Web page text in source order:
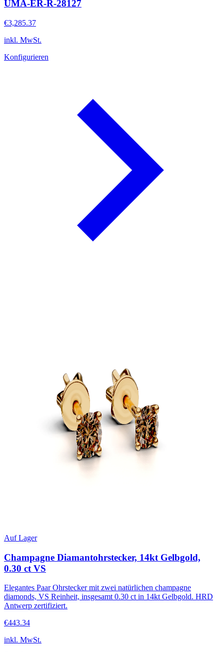
UMA-ER-R-28127
€3,285.37
inkl. MwSt.
Konfigurieren
Auf Lager
Champagne Diamantohrstecker, 14kt Gelbgold,
0.30 ct VS
Elegantes Paar Ohrstecker mit zwei natürlichen champagne
diamonds, VS Reinheit, insgesamt 0.30 ct in 14kt Gelbgold. HRD
Antwerp zertifiziert.
€443.34
inkl. MwSt.